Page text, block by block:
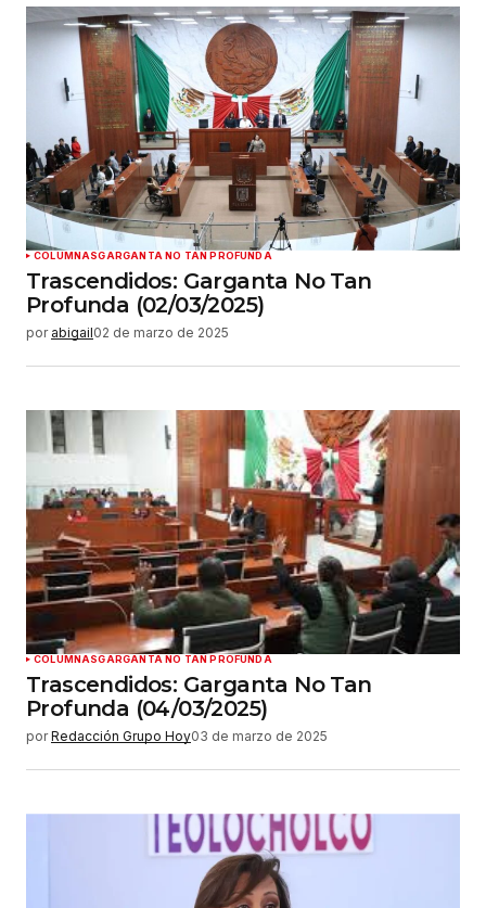
COLUMNASGARGANTA NO TAN PROFUNDA
Trascendidos: Garganta No Tan
Profunda (02/03/2025)
por abigail02 de marzo de 2025
COLUMNASGARGANTA NO TAN PROFUNDA
Trascendidos: Garganta No Tan
Profunda (04/03/2025)
por Redacción Grupo Hoy03 de marzo de 2025